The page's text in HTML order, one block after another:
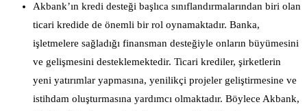
Akbank’ın kredi desteği başlıca sınıflandırmalarından biri olan
ticari kredide de önemli bir rol oynamaktadır. Banka,
işletmelere sağladığı finansman desteğiyle onların büyümesini
ve gelişmesini desteklemektedir. Ticari krediler, şirketlerin
yeni yatırımlar yapmasına, yenilikçi projeler geliştirmesine ve
istihdam oluşturmasına yardımcı olmaktadır. Böylece Akbank,